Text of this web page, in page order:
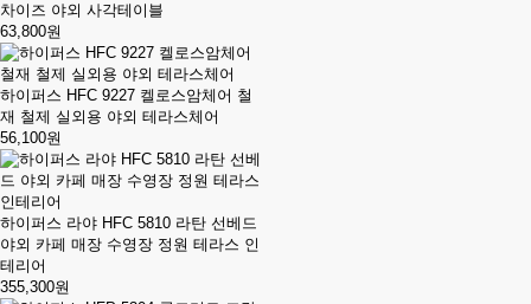
차이즈 야외 사각테이블
63,800원
하이퍼스 HFC 9227 켈로스암체어 철
재 철제 실외용 야외 테라스체어
56,100원
하이퍼스 라야 HFC 5810 라탄 선베드
야외 카페 매장 수영장 정원 테라스 인
테리어
355,300원